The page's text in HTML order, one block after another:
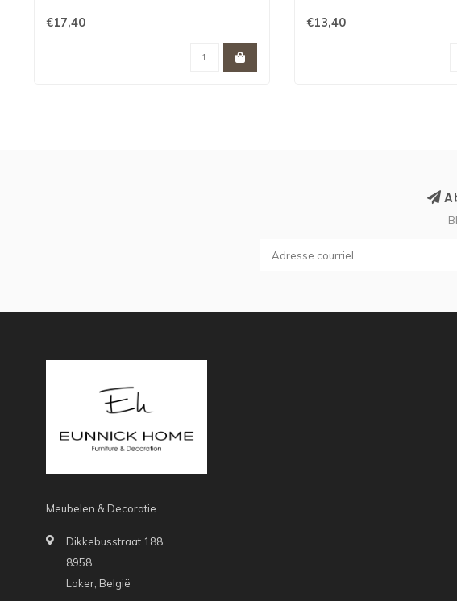
€17,40 €13,40
Meubelen & Decoratie
Dikkebusstraat 188
8958
Loker, België